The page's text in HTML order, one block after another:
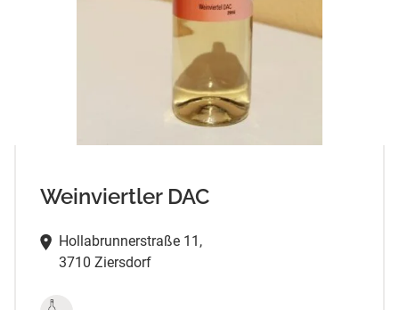
Weinviertler DAC
Hollabrunnerstraße 11,
3710 Ziersdorf